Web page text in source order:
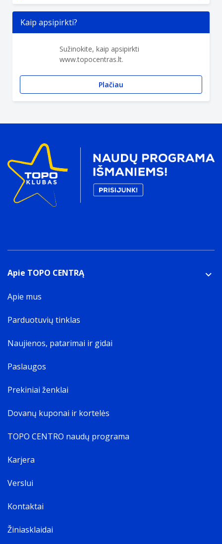
Kaip apsipirkti?
Sužinokite, kaip apsipirkti
www.topocentras.lt.
Plačiau
Apie TOPO CENTRĄ
Apie mus
Parduotuvių tinklas
Naujienos, patarimai ir gidai
Paslaugos
Prekiniai ženklai
Dovanų kuponai ir kortelės
TOPO CENTRO naudų programa
Karjera
Verslui
Kontaktai
Žiniasklaidai